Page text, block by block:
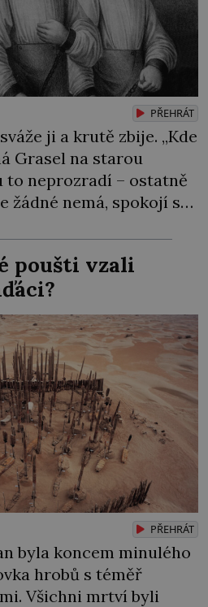
PŘEHRÁT
ji a krutě zbije. „Kde
Grasel na starou
to neprozradí – ostatně
žádné nemá, spokojí se
nato umírá. Je to muž
činy budí hrůzu ještě
[…]
poušti vzali
PŘEHRÁT
byla koncem minulého
hrobů s téměř
Všichni mrtví byli